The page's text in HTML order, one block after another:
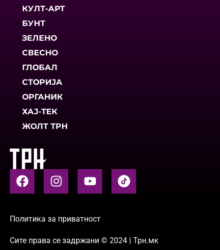
КУЛТ-АРТ
БУНТ
ЗЕЛЕНО
СВЕСНО
ГЛОБАЛ
СТОРИЈА
ОРГАНИК
ХАЈ-ТЕК
ЖОЛТ ТРН
Политика за приватност
Сите права се задржани © 2024 | Трн.мк